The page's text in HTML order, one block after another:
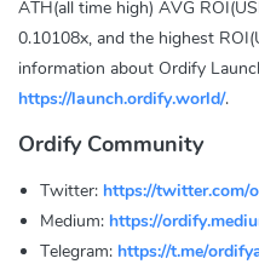
ATH(all time high) AVG
0.10108x, and the highest
information about Ordify
https://launch.ordify.world/.
Ordify Community
Twitter: https://twitter.com/
Medium: https://
Telegram: https://t.me/